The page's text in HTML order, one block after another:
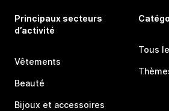
Principaux secteurs
d’activité
Vêtements
Beauté
Bijoux et accessoires
Tous